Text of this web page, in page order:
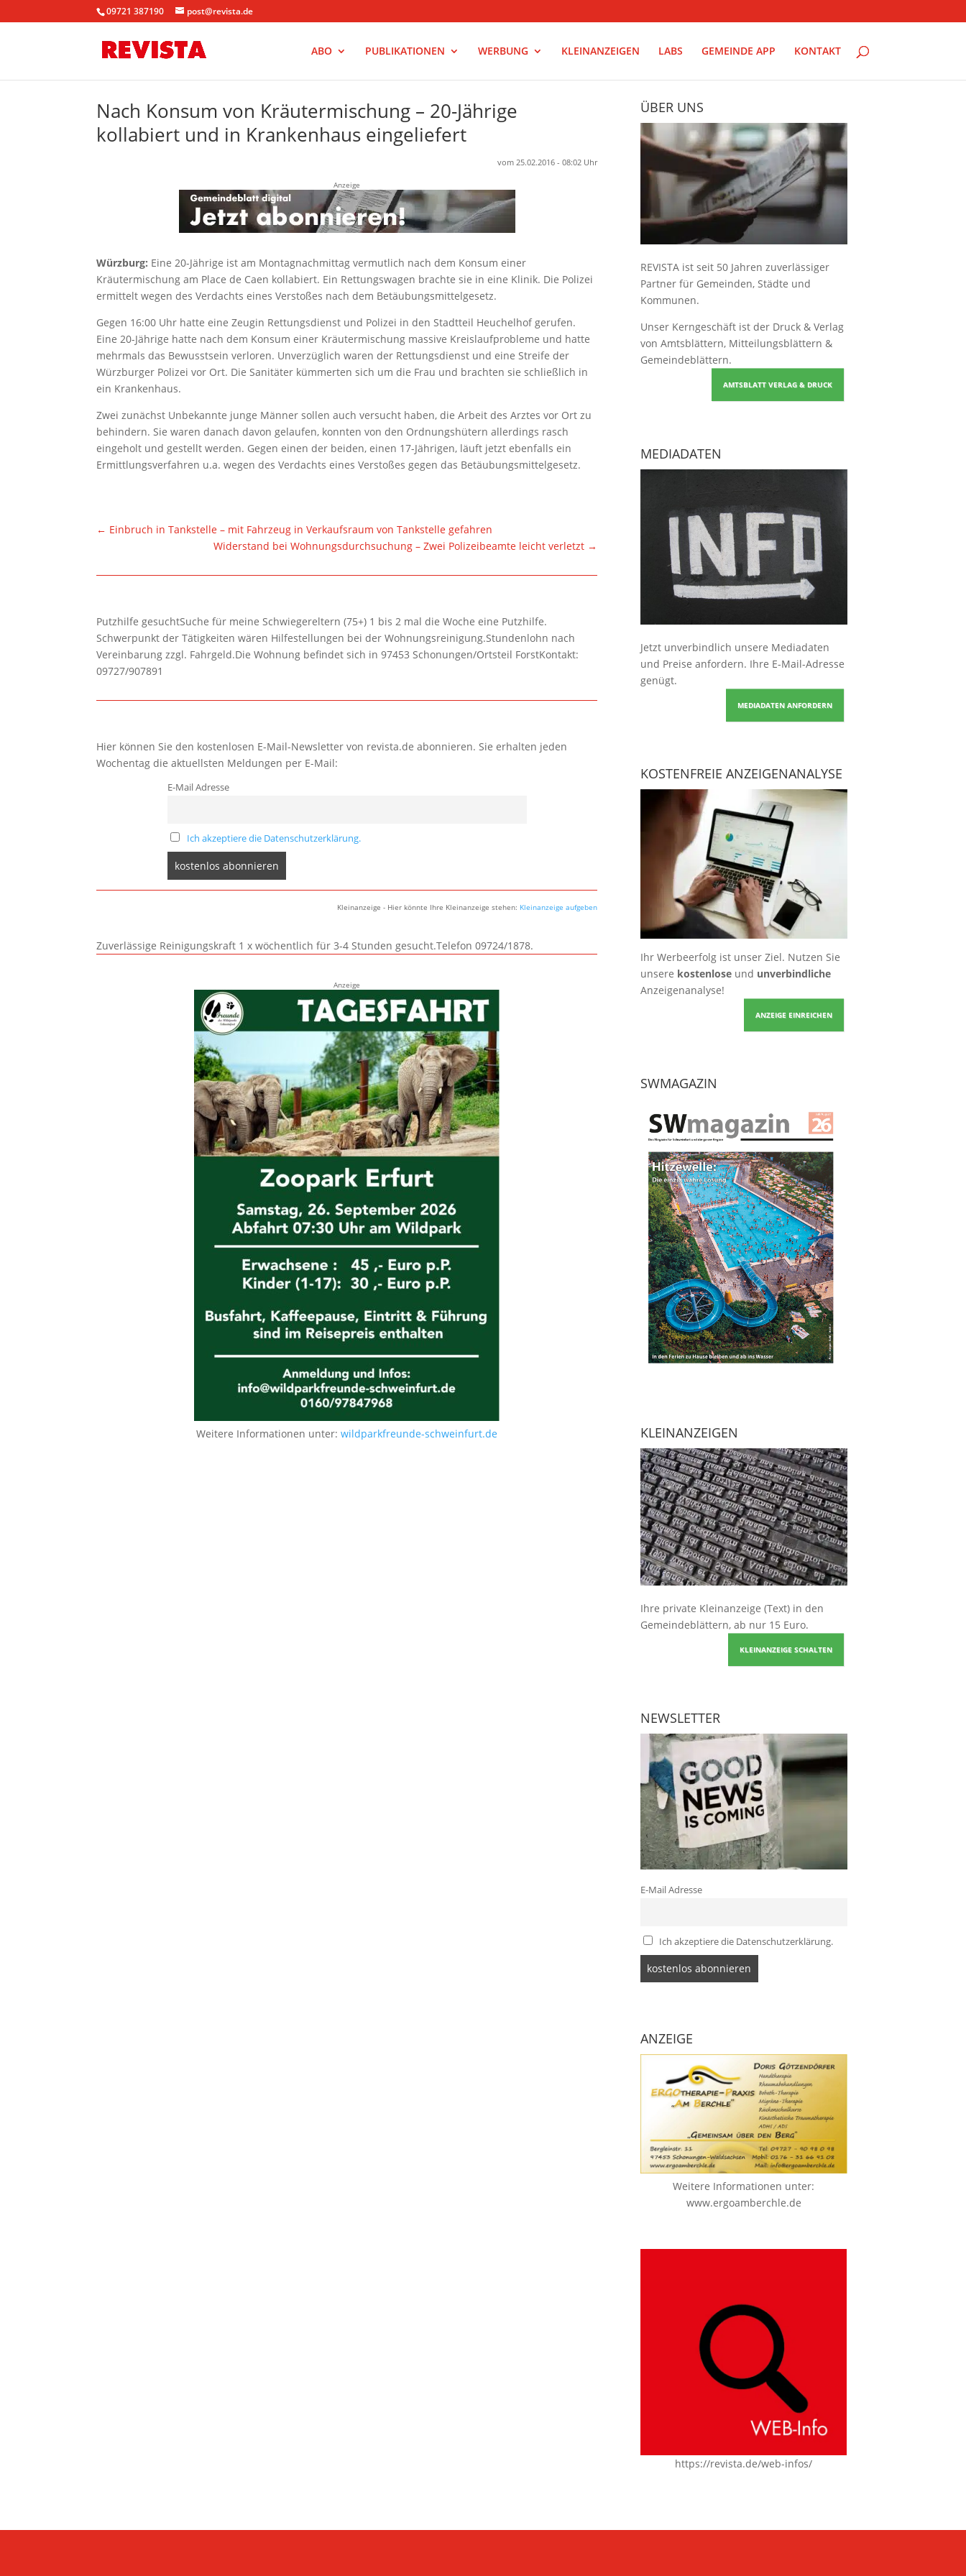
09721 387190 post@revista.de
ABO PUBLIKATIONEN WERBUNG KLEINANZEIGEN LABS GEMEINDE APP KONTAKT
Nach Konsum von Kräutermischung – 20-Jährige
kollabiert und in Krankenhaus eingeliefert
vom 25.02.2016 - 08:02 Uhr
Anzeige
Würzburg: Eine 20-Jährige ist am Montagnachmittag vermutlich nach dem Konsum einer
Kräutermischung am Place de Caen kollabiert. Ein Rettungswagen brachte sie in eine Klinik. Die Polizei
ermittelt wegen des Verdachts eines Verstoßes nach dem Betäubungsmittelgesetz.
Gegen 16:00 Uhr hatte eine Zeugin Rettungsdienst und Polizei in den Stadtteil Heuchelhof gerufen.
Eine 20-Jährige hatte nach dem Konsum einer Kräutermischung massive Kreislaufprobleme und hatte
mehrmals das Bewusstsein verloren. Unverzüglich waren der Rettungsdienst und eine Streife der
Würzburger Polizei vor Ort. Die Sanitäter kümmerten sich um die Frau und brachten sie schließlich in
ein Krankenhaus.
Zwei zunächst Unbekannte junge Männer sollen auch versucht haben, die Arbeit des Arztes vor Ort zu
behindern. Sie waren danach davon gelaufen, konnten von den Ordnungshütern allerdings rasch
eingeholt und gestellt werden. Gegen einen der beiden, einen 17-Jährigen, läuft jetzt ebenfalls ein
Ermittlungsverfahren u.a. wegen des Verdachts eines Verstoßes gegen das Betäubungsmittelgesetz.
← Einbruch in Tankstelle – mit Fahrzeug in Verkaufsraum von Tankstelle gefahren
Widerstand bei Wohnungsdurchsuchung – Zwei Polizeibeamte leicht verletzt →
Putzhilfe gesuchtSuche für meine Schwiegereltern (75+) 1 bis 2 mal die Woche eine Putzhilfe.
Schwerpunkt der Tätigkeiten wären Hilfestellungen bei der Wohnungsreinigung.Stundenlohn nach
Vereinbarung zzgl. Fahrgeld.Die Wohnung befindet sich in 97453 Schonungen/Ortsteil ForstKontakt:
09727/907891
Hier können Sie den kostenlosen E-Mail-Newsletter von revista.de abonnieren. Sie erhalten jeden
Wochentag die aktuellsten Meldungen per E-Mail:
E-Mail Adresse
Ich akzeptiere die Datenschutzerklärung.
Kleinanzeige - Hier könnte Ihre Kleinanzeige stehen: Kleinanzeige aufgeben
Zuverlässige Reinigungskraft 1 x wöchentlich für 3-4 Stunden gesucht.Telefon 09724/1878.
Anzeige
Weitere Informationen unter:wildparkfreunde-schweinfurt.de
ÜBER UNS
REVISTA ist seit 50 Jahren zuverlässiger
Partner für Gemeinden, Städte und
Kommunen.
Unser Kerngeschäft ist der Druck & Verlag
von Amtsblättern, Mitteilungsblättern &
Gemeindeblättern.
AMTSBLATT VERLAG & DRUCK
MEDIADATEN
Jetzt unverbindlich unsere Mediadaten
und Preise anfordern. Ihre E-Mail-Adresse
genügt.
MEDIADATEN ANFORDERN
KOSTENFREIE ANZEIGENANALYSE
Ihr Werbeerfolg ist unser Ziel. Nutzen Sie
unsere kostenloseund unverbindliche
Anzeigenanalyse!
ANZEIGE EINREICHEN
SWMAGAZIN
KLEINANZEIGEN
Ihre private Kleinanzeige (Text) in den
Gemeindeblättern, ab nur 15 Euro.
KLEINANZEIGE SCHALTEN
NEWSLETTER
E-Mail Adresse
Ich akzeptiere die Datenschutzerklärung.
ANZEIGE
Weitere Informationen unter:
www.ergoamberchle.de
https://revista.de/web-infos/